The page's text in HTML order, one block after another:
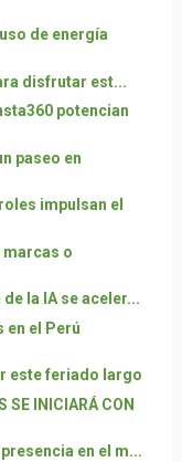
de energía
disfrutar est...
potencian
paseo en
impulsan el
marcas o
la IA se aceler...
en el Perú
este feriado largo
SE INICIARÁ CON
en el m...